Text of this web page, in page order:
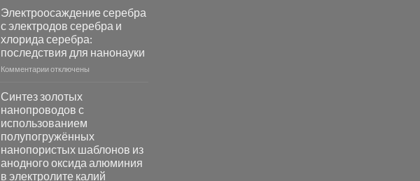
фотокаталитической
активности
Хлорида
Серебра-
AgCl
свете
с
помощью
модификации
Ацетата
Церия
(III)-
Электроосаждение серебра
с электродов серебра и
хлорида серебра:
последствия для нанонауки
Комментариик
с
электродов
серебра
и
хлорида
серебра:
отключены
Синтез золотых
нанопроводов с
использованием
полупогружённых
нанопористых шаблонов из
анодного оксида алюминия
в электролите калий